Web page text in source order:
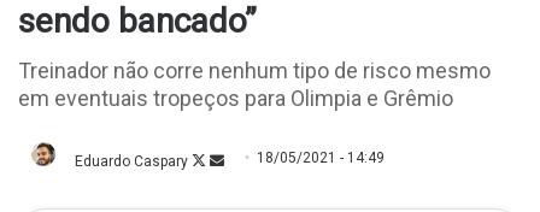
sendo bancado”
Treinador não corre nenhum tipo de risco mesmo
em eventuais tropeços para Olimpia e Grêmio
Eduardo Caspary FollowMande
18/05/2021 - 14:49